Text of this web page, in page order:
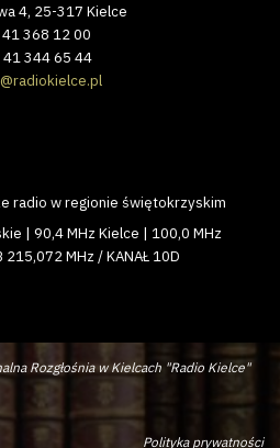
4, 25-317 Kielce
368 12 00
41 344 65 44
radio w regionie świętokrzyskim
| 90,4 MHz Kielce | 100,0 MHz
215,072 MHz / KANAŁ 10D
Rozgłośnia w Kielcach "Radio Kielce"
Polityka prywatności